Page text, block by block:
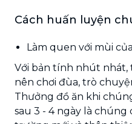
Cách huấn luyện
Làm quen với mùi
Với bản tính nhút nhát,
nên chơi đùa, trò
Thưởng đồ ăn khi
sau 3 - 4 ngày là